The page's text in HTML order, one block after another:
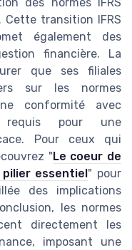
transition IFRS
également des
financière. La
que ses filiales
sur les normes
conformité avec
requis pour une
Pour ceux qui
" Le coeur de
essentiel " pour
des implications
les normes
directement les
imposant une